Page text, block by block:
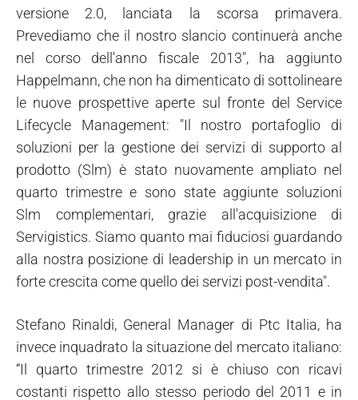
versione 2.0, lanciata la scorsa primavera.
Prevediamo che il nostro slancio continuerà anche
nel corso dell'anno fiscale 2013", ha aggiunto
Happelmann, che non ha dimenticato di sottolineare
le nuove prospettive aperte sul fronte del Service
Lifecycle Management: "Il nostro portafoglio di
soluzioni per la gestione dei servizi di supporto al
prodotto (Slm) è stato nuovamente ampliato nel
quarto trimestre e sono state aggiunte soluzioni
Slm complementari, grazie all'acquisizione di
Servigistics. Siamo quanto mai fiduciosi guardando
alla nostra posizione di leadership in un mercato in
forte crescita come quello dei servizi post-vendita".
Stefano Rinaldi, General Manager di Ptc Italia, ha
invece inquadrato la situazione del mercato italiano:
“Il quarto trimestre 2012 si è chiuso con ricavi
costanti rispetto allo stesso periodo del 2011 e in